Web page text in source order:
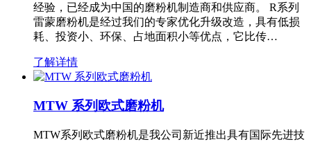
经验，已经成为中国的磨粉机制造商和供应商。 R系列
雷蒙磨粉机是经过我们的专家优化升级改造，具有低损
耗、投资小、环保、占地面积小等优点，它比传…
了解详情
MTW 系列欧式磨粉机
MTW系列欧式磨粉机是我公司新近推出具有国际先进技